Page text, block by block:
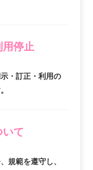
用停止
・訂正・利用の
いて
規範を遵守し、